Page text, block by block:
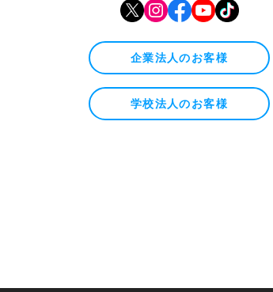
企業法人のお客様
学校法人のお客様